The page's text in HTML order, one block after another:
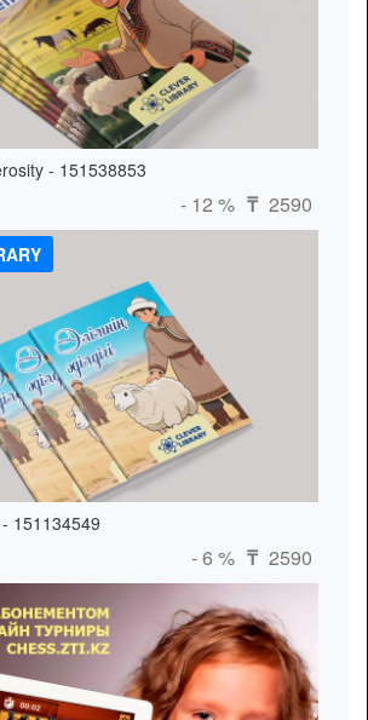
- 151538853
- 12 % ₸ 2590
- 151134549
- 6 % ₸ 2590